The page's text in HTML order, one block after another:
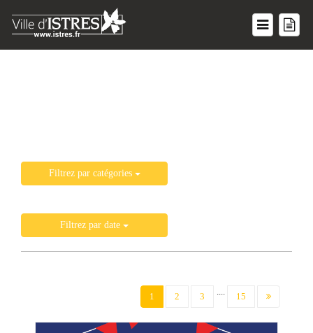
Filtrez par catégories
Filtrez par date
1 (current)
2 3 .... 15